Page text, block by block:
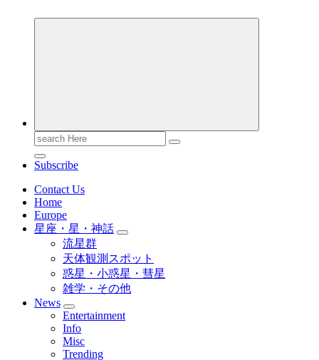
Search
for:
Subscribe
Contact Us
Home
Europe
星座・星・神話
流星群
天体観測スポット
惑星・小惑星・彗星
雑学・その他
News
Entertainment
Info
Misc
Trending